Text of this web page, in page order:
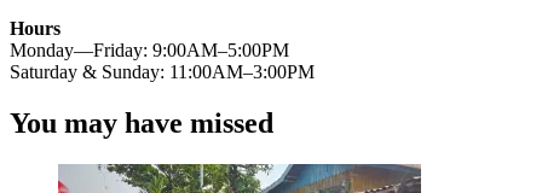
Hours
Monday—Friday: 9:00AM–5:00PM
Saturday & Sunday: 11:00AM–3:00PM
You may have missed